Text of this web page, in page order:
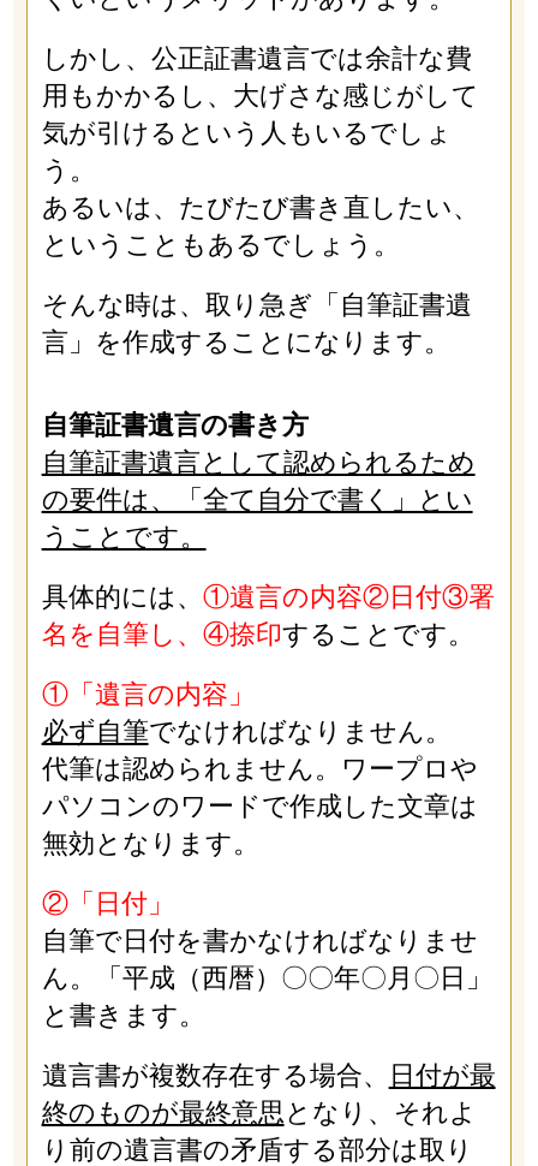
しかし、公正証書遺言では余計な費
用もかかるし、大げさな感じがして
気が引けるという人もいるでしょ
う。
あるいは、たびたび書き直したい、
ということもあるでしょう。
そんな時は、取り急ぎ「自筆証書遺
言」を作成することになります。
自筆証書遺言の書き方
自筆証書遺言として認められるため
の要件は、「全て自分で書く」とい
うことです。
具体的には、 ①遺言の内容②日付③署
名を自筆し、④捺印することです。
①「遺言の内容」
必ず自筆でなければなりません。
代筆は認められません。ワープロや
パソコンのワードで作成した文章は
無効となります。
②「日付」
自筆で日付を書かなければなりませ
ん。「平成（西暦）〇〇年〇月〇日」
と書きます。
遺言書が複数存在する場合、
日付が最
終のものが最終意思 となり、それよ
り前の遺言書の矛盾する部分は取り